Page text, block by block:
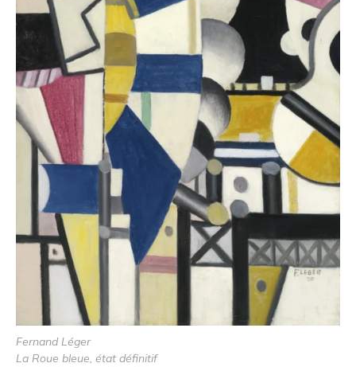
Fernand Léger
La Roue bleue, état définitif